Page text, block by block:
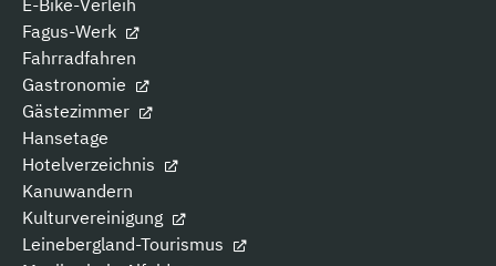
E-Bike-Verleih
Fagus-Werk
Fahrradfahren
Gastronomie
Gästezimmer
Hansetage
Hotelverzeichnis
Kanuwandern
Kulturvereinigung
Leinebergland-Tourismus